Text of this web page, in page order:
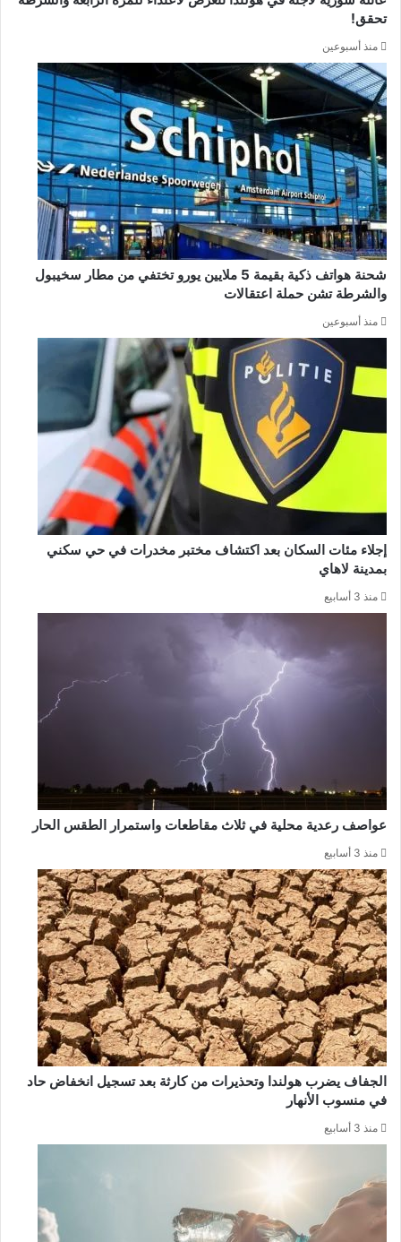
تحقق!
منذ أسبوعين
شحنة هواتف ذكية بقيمة 5 ملايين يورو تختفي من مطار سخيبول
والشرطة تشن حملة اعتقالات
منذ أسبوعين
إجلاء مئات السكان بعد اكتشاف مختبر مخدرات في حي سكني
بمدينة لاهاي
منذ 3 أسابيع
عواصف رعدية محلية في ثلاث مقاطعات واستمرار الطقس الحار
منذ 3 أسابيع
الجفاف يضرب هولندا وتحذيرات من كارثة بعد تسجيل انخفاض حاد
في منسوب الأنهار
منذ 3 أسابيع